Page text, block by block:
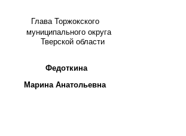
Глава Торжокского
муниципального округа
Тверской области
Федоткина
Марина Анатольевна